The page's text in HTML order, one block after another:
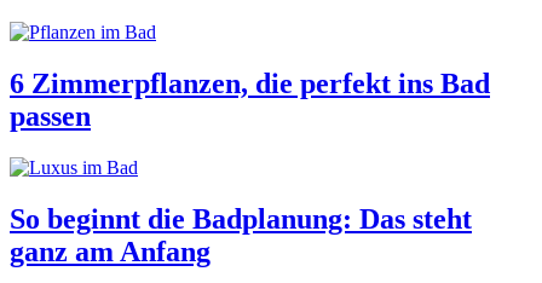
6 Zimmerpflanzen, die perfekt ins Bad
passen
So beginnt die Badplanung: Das steht
ganz am Anfang